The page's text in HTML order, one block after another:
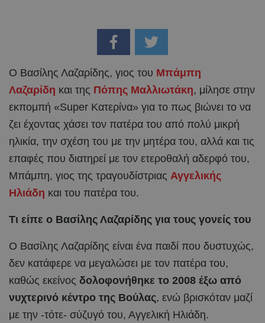
Ο Βασίλης Λαζαρίδης, γιος του Μπάμπη
Λαζαρίδη και της Πόπης Μαλλιωτάκη, μίλησε στην
εκπομπή «Super Κατερίνα» για το πως βιώνει το να
ζει έχοντας χάσει τον πατέρα του από πολύ μικρή
ηλικία, την σχέση του με την μητέρα του, αλλά και τις
επαφές που διατηρεί με τον ετεροθαλή αδερφό του,
Μπάμπη, γιος της τραγουδίστριας Αγγελικής
Ηλιάδη και του πατέρα του.
Τι είπε ο Βασίλης Λαζαρίδης για τους γονείς του
Ο Βασίλης Λαζαρίδης είναι ένα παιδί που δυστυχώς,
δεν κατάφερε να μεγαλώσει με τον πατέρα του,
καθώς εκείνος δολοφονήθηκε το 2008 έξω από
νυχτερινό κέντρο της Βούλας, ενώ βρισκόταν μαζί
με την -τότε- σύζυγό του, Αγγελική Ηλιάδη.